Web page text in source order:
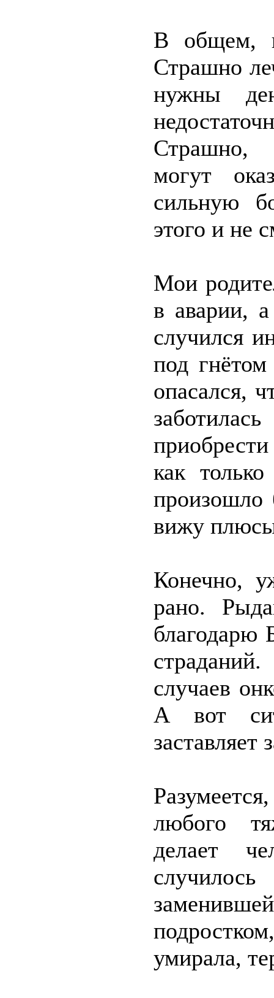
В общем,
Страшно
нужны
Страшно,
могут
сильную
этого и не
Мои
в аварии,
случился
под
опасался,
как
произошло
вижу
Конечно,
рано.
благодарю
случаев
А вот
заставляет
любого
делает
умирала,